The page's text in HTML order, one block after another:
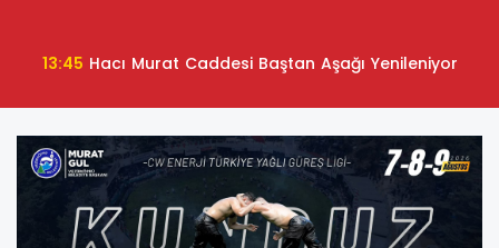
13:45 Hacı Murat Caddesi Baştan Aşağı Yenileniyor